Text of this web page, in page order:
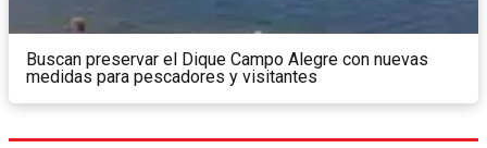
Buscan preservar el Dique Campo Alegre con nuevas
medidas para pescadores y visitantes